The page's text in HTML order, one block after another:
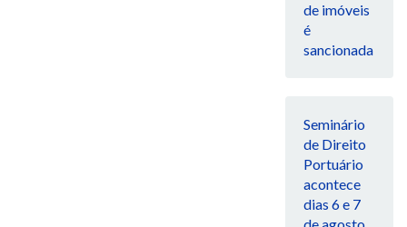
de imóveis
é
sancionada
Seminário
de Direito
Portuário
acontece
dias 6 e 7